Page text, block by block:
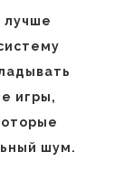
лучше
игры,
шум.